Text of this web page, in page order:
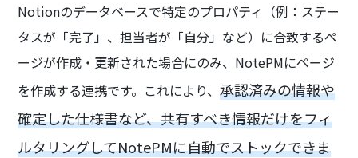
Notionのデータベースで特定のプロパティ（例：ステー
タスが「完了」、担当者が「自分」など）に合致するペ
ージが作成・更新された場合にのみ、NotePMにページ
を作成する連携です。これにより、承認済みの情報や
確定した仕様書など、共有すべき情報だけをフィ
ルタリングしてNotePMに自動でストックできま